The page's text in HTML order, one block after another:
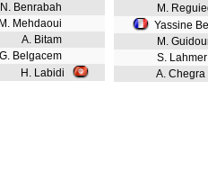
N. Benrabah
M. Mehdaoui
A. Bitam
G. Belgacem
H. Labidi
M.
Yassine
M.
S. Lahmer
A. Chegra